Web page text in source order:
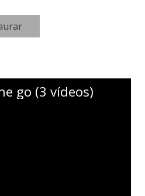
go (3 vídeos)